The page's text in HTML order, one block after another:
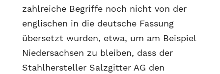
zahlreiche Begriffe noch nicht von der
englischen in die deutsche Fassung
übersetzt wurden, etwa, um am Beispiel
Niedersachsen zu bleiben, dass der
Stahlhersteller Salzgitter AG den